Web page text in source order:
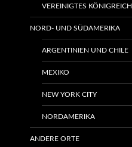
VEREINIGTES KÖNIGREICH
NORD- UND SÜDAMERIKA
ARGENTINIEN UND CHILE
MEXIKO
NEW YORK CITY
NORDAMERIKA
ANDERE ORTE